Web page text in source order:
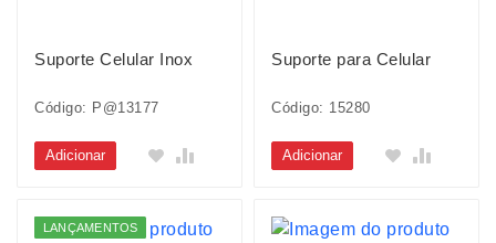
Suporte Celular Inox
Código: P@13177
Adicionar
Suporte para Celular
Código: 15280
Adicionar
LANÇAMENTOS